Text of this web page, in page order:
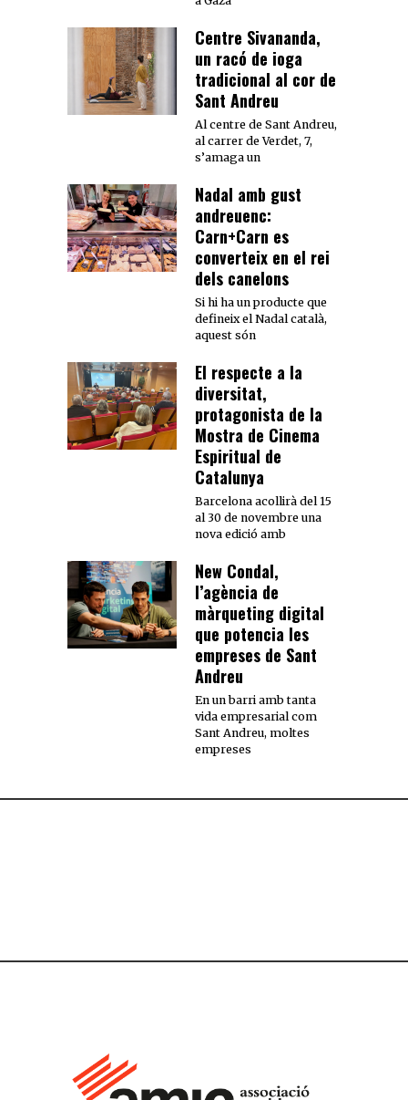
Centre Sivananda,
un racó de ioga
tradicional al cor de
Sant Andreu
Al centre de Sant Andreu,
al carrer de Verdet, 7,
s’amaga un
Nadal amb gust
andreuenc:
Carn+Carn es
converteix en el rei
dels canelons
Si hi ha un producte que
defineix el Nadal català,
aquest són
El respecte a la
diversitat,
protagonista de la
Mostra de Cinema
Espiritual de
Catalunya
Barcelona acollirà del 15
al 30 de novembre una
nova edició amb
New Condal,
l’agència de
màrqueting digital
que potencia les
empreses de Sant
Andreu
En un barri amb tanta
vida empresarial com
Sant Andreu, moltes
empreses